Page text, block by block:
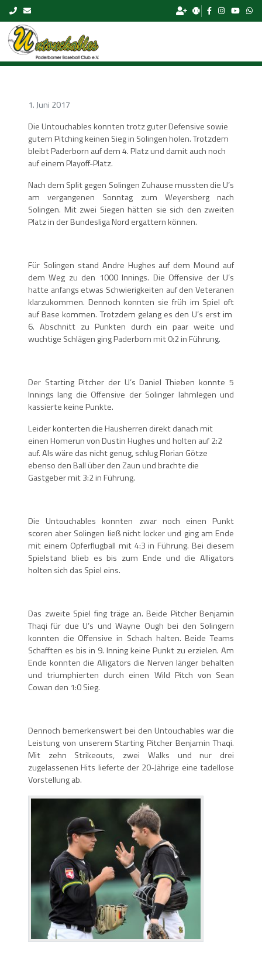
Skip to content
1. Juni 2017
Die Untouchables konnten trotz guter Defensive sowie
gutem Pitching keinen Sieg in Solingen holen. Trotzdem
bleibt Paderborn auf dem 4. Platz und damit auch noch
auf einem Playoff-Platz.
Nach dem Split gegen Solingen Zuhause mussten die U’s
am vergangenen Sonntag zum Weyersberg nach
Solingen. Mit zwei Siegen hätten sie sich den zweiten
Platz in der Bundesliga Nord ergattern können.
Für Solingen stand Andre Hughes auf dem Mound auf
dem Weg zu den 1000 Innings. Die Offensive der U’s
hatte anfangs etwas Schwierigkeiten auf den Veteranen
klarzukommen. Dennoch konnten sie früh im Spiel oft
auf Base kommen. Trotzdem gelang es den U’s erst im
6. Abschnitt zu Punkten durch ein paar weite und
wuchtige Schlägen ging Paderborn mit 0:2 in Führung.
Der Starting Pitcher der U’s Daniel Thieben konnte 5
Innings lang die Offensive der Solinger lahmlegen und
kassierte keine Punkte.
Leider konterten die Hausherren direkt danach mit
einen Homerun von Dustin Hughes und holten auf 2:2
auf. Als wäre das nicht genug, schlug Florian Götze
ebenso den Ball über den Zaun und brachte die
Gastgeber mit 3:2 in Führung.
Die Untouchables konnten zwar noch einen Punkt
scoren aber Solingen ließ nicht locker und ging am Ende
mit einem Opferflugball mit 4:3 in Führung. Bei diesem
Spielstand blieb es bis zum Ende und die Alligators
holten sich das Spiel eins.
Das zweite Spiel fing träge an. Beide Pitcher Benjamin
Thaqi für due U’s und Wayne Ough bei den Solingern
konnten die Offensive in Schach halten. Beide Teams
Schafften es bis in 9. Inning keine Punkt zu erzielen. Am
Ende konnten die Alligators die Nerven länger behalten
und triumphierten durch einen Wild Pitch von Sean
Cowan den 1:0 Sieg.
Dennoch bemerkenswert bei den Untouchables war die
Leistung von unserem Starting Pitcher Benjamin Thaqi.
Mit zehn Strikeouts, zwei Walks und nur drei
zugelassenen Hits lieferte der 20-Jährige eine tadellose
Vorstellung ab.